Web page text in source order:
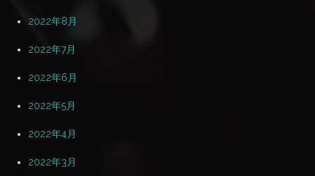
2022年8月
2022年7月
2022年6月
2022年5月
2022年4月
2022年3月